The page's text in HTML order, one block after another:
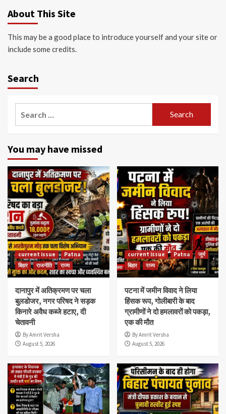
About This Site
This may be a good place to introduce yourself and your site or
include some credits.
Search
You may have missed
current issue
Patna
बिहार
राजनीति राज्य
दानापुर में अतिक्रमण पर चला
बुलडोजर, नगर परिषद ने सड़क
किनारे अवैध कब्जे हटाए, दी
चेतावनी
By Amrit Versha
August 5, 2026
current issue Patna
जुर्म
बिहार
राज्य
पटना में जमीन विवाद ने लिया
हिंसक रूप, गोलीबारी के बाद
ग्रामीणों ने दो हमलावरों को पकड़ा,
एक की मौत
By Amrit Versha
August 5, 2026